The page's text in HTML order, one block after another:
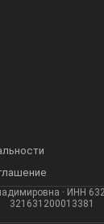
· ИНН
321631200013381